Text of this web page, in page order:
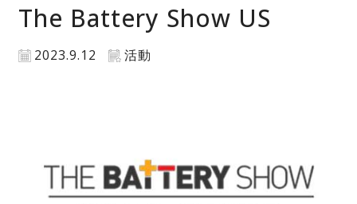
The Battery Show US
2023.9.12 活動